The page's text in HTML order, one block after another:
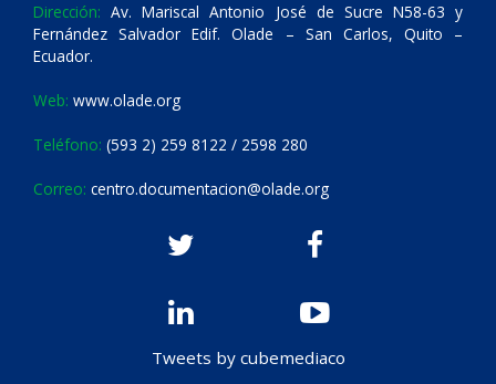
Dirección: Av. Mariscal Antonio José de Sucre N58-63 y
Fernández Salvador Edif. Olade – San Carlos, Quito –
Ecuador.
Web: www.olade.org
Teléfono: (593 2) 259 8122 / 2598 280
Correo: centro.documentacion@olade.org
Tweets by cubemediaco